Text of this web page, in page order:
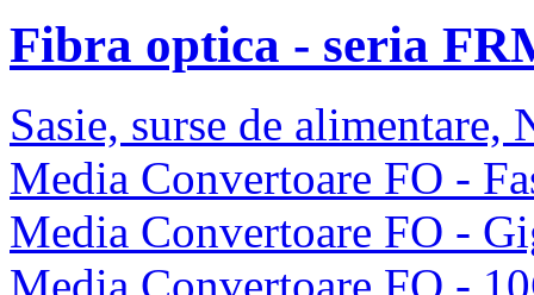
Fibra optica - seria
Sasie, surse de alimentare,
Media Convertoare FO -
Media Convertoare FO -